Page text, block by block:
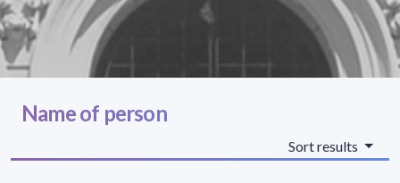
Name of person
Sort results